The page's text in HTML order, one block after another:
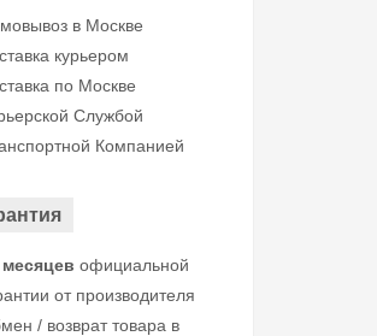
в Москве
курьером
по Москве
Службой
Компанией
месяцев официальной
от производителя
/ возврат товара в